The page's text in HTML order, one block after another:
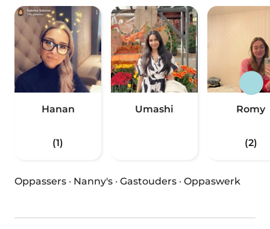
Hanan
(1)
Umashi Romy
(2)
Oppassers · Nanny's · Gastouders · Oppaswerk